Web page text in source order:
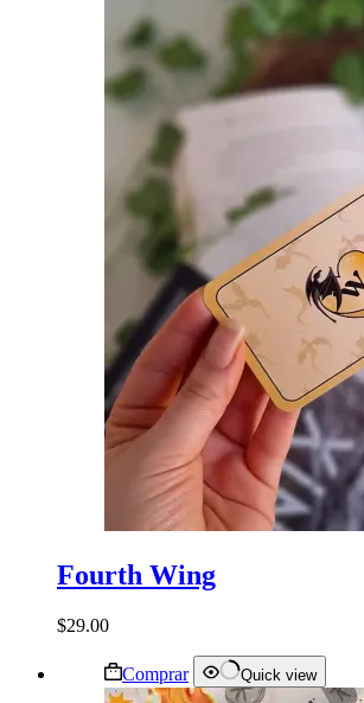
Fourth Wing
$29.00
Comprar Este
producto
Quick view